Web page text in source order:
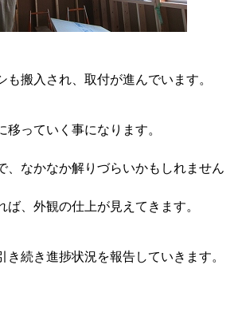
も搬入され、取付が進んでいます。
移っていく事になります。
、なかなか解りづらいかもしれません
ば、外観の仕上が見えてきます。
き続き進捗状況を報告していきます。